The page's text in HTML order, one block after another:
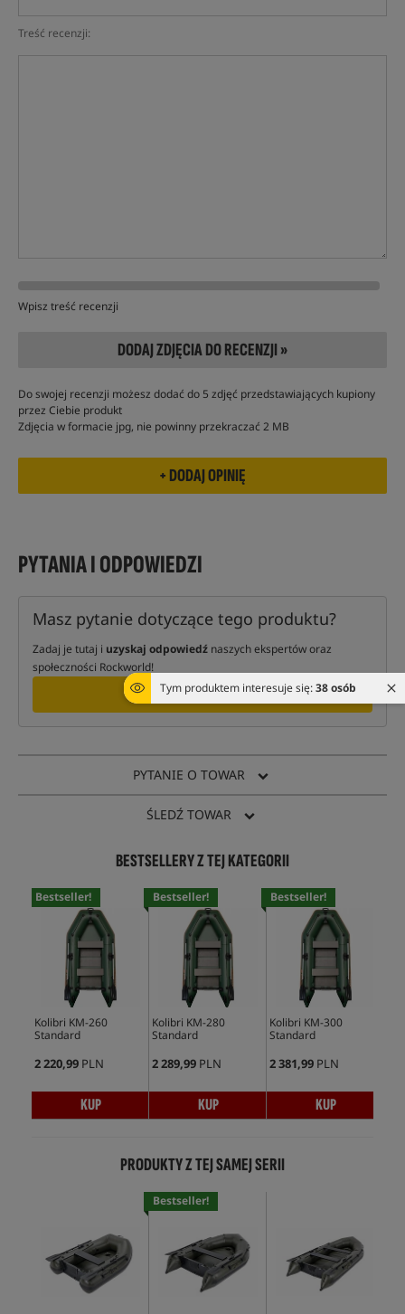
Tym produktem interesuje się:38 osób
Treść recenzji:
Wpisz treść recenzji
DODAJ ZDJĘCIA DO RECENZJI »
Do swojej recenzji możesz dodać do 5 zdjęć przedstawiających kupiony
przez Ciebie produkt
Zdjęcia w formacie jpg, nie powinny przekraczać 2 MB
PYTANIA I ODPOWIEDZI
Masz pytanie dotyczące tego produktu?
Zadaj je tutaj i uzyskaj odpowiedź naszych ekspertów oraz
społeczności Rockworld!
ZAPYTAJ
PYTANIE O TOWAR
ŚLEDŹ TOWAR
BESTSELLERY Z TEJ KATEGORII
Bestseller!
Kolibri KM-260
Standard
2 220,99 PLN
KUP
Bestseller!
Kolibri KM-280
Standard
2 289,99 PLN
KUP
Bestseller!
Kolibri KM-300
Standard
2 381,99 PLN
KUP
PRODUKTY Z TEJ SAMEJ SERII
Bestseller!